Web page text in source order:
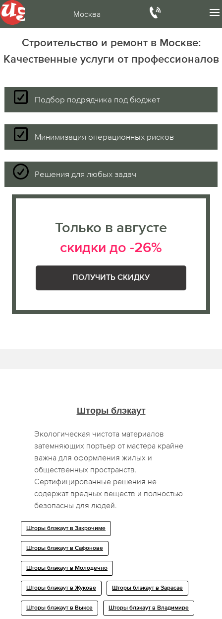
Москва
Строительство и ремонт в Москве:
Качественные услуги от профессионалов
Подбор подрядчика под бюджет
Минимизация операционных рисков
Решения для любых задач
Только в августе
скидки до -26%
ПОЛУЧИТЬ СКИДКУ
Шторы блэкаут
Экологическая чистота материалов
затемняющих портьер от мастера крайне
важна для оформления жилых и
общественных пространств.
Сертифицированные решения не
содержат вредных веществ и полностью
безопасны для людей.
Шторы блэкаут в Закрочиме
Шторы блэкаут в Сафонове
Шторы блэкаут в Молодечно
Шторы блэкаут в Жукове Шторы блэкаут в Зарасае
Шторы блэкаут в Выксе Шторы блэкаут в Владимире